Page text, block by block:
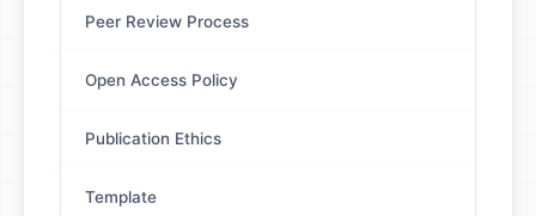
Peer Review Process
Open Access Policy
Publication Ethics
Template